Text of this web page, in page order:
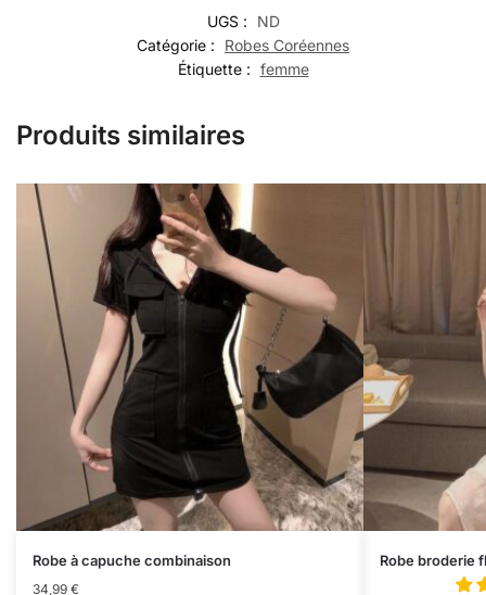
UGS :
ND
Catégorie :
Robes Coréennes
Étiquette : femme
Produits similaires
Robe à capuche combinaison
34,99 €
Robe broderie